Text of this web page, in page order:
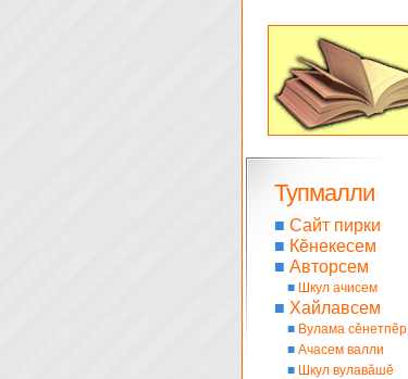
Тупмалли
■ Сайт пирки
■ Кĕнекесем
■ Авторсем
■ Шкул ачисем
■ Хайлавсем
■ Вулама сĕнетпĕр
■ Ачасем валли
■ Шкул вулавăшĕ